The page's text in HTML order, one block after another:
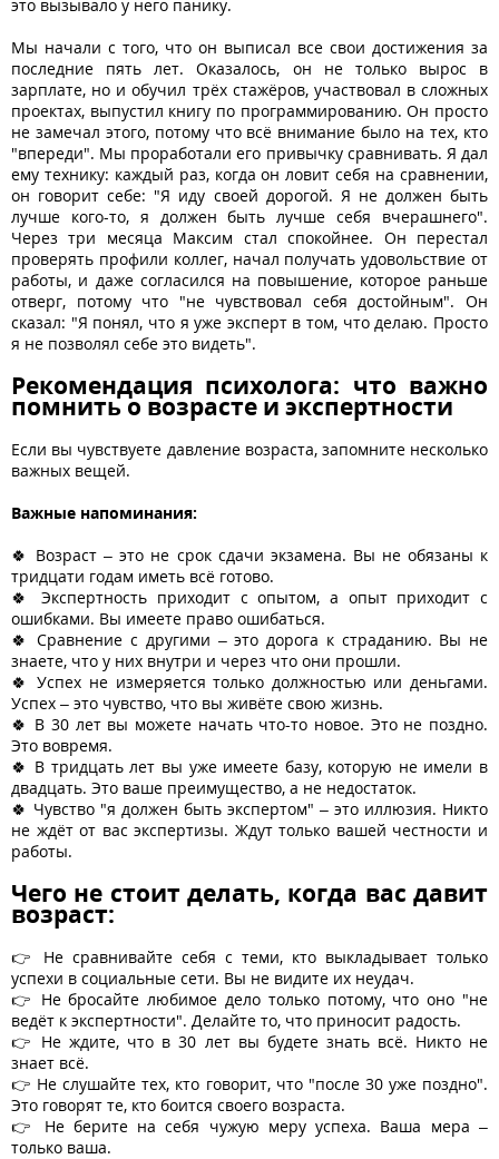
это вызывало у него панику.
Мы начали с того, что он выписал все свои достижения за
последние пять лет. Оказалось, он не только вырос в
зарплате, но и обучил трёх стажёров, участвовал в сложных
проектах, выпустил книгу по программированию. Он просто
не замечал этого, потому что всё внимание было на тех, кто
"впереди". Мы проработали его привычку сравнивать. Я дал
ему технику: каждый раз, когда он ловит себя на сравнении,
он говорит себе: "Я иду своей дорогой. Я не должен быть
лучше кого-то, я должен быть лучше себя вчерашнего".
Через три месяца Максим стал спокойнее. Он перестал
проверять профили коллег, начал получать удовольствие от
работы, и даже согласился на повышение, которое раньше
отверг, потому что "не чувствовал себя достойным". Он
сказал: "Я понял, что я уже эксперт в том, что делаю. Просто
я не позволял себе это видеть".
Рекомендация психолога: что важно
помнить о возрасте и экспертности
Если вы чувствуете давление возраста, запомните несколько
важных вещей.
Важные напоминания:
🍀 Возраст – это не срок сдачи экзамена. Вы не обязаны к
тридцати годам иметь всё готово.
🍀 Экспертность приходит с опытом, а опыт приходит с
ошибками. Вы имеете право ошибаться.
🍀 Сравнение с другими – это дорога к страданию. Вы не
знаете, что у них внутри и через что они прошли.
🍀 Успех не измеряется только должностью или деньгами.
Успех – это чувство, что вы живёте свою жизнь.
🍀 В 30 лет вы можете начать что-то новое. Это не поздно.
Это вовремя.
🍀 В тридцать лет вы уже имеете базу, которую не имели в
двадцать. Это ваше преимущество, а не недостаток.
🍀 Чувство "я должен быть экспертом" – это иллюзия. Никто
не ждёт от вас экспертизы. Ждут только вашей честности и
работы.
Чего не стоит делать, когда вас давит
возраст:
👉 Не сравнивайте себя с теми, кто выкладывает только
успехи в социальные сети. Вы не видите их неудач.
👉 Не бросайте любимое дело только потому, что оно "не
ведёт к экспертности". Делайте то, что приносит радость.
👉 Не ждите, что в 30 лет вы будете знать всё. Никто не
знает всё.
👉 Не слушайте тех, кто говорит, что "после 30 уже поздно".
Это говорят те, кто боится своего возраста.
👉 Не берите на себя чужую меру успеха. Ваша мера –
только ваша.